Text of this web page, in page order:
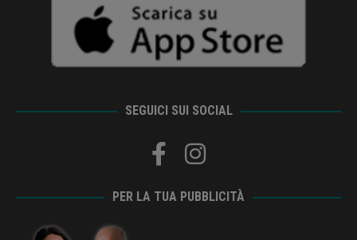
SEGUICI SUI SOCIAL
PER LA TUA PUBBLICITÀ